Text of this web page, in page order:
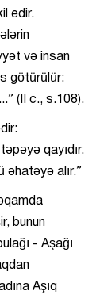
edir.
və insan
götürülür:
(II c., s.108).
qayıdır.
alır.”
bunun
- Aşağı
Aşıq